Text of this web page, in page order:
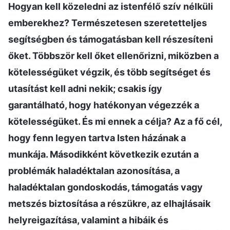
Hogyan kell közeledni az istenfélő szív nélküli
emberekhez? Természetesen szeretetteljes
segítségben és támogatásban kell részesíteni
őket. Többször kell őket ellenőrizni, miközben a
kötelességüket végzik, és több segítséget és
utasítást kell adni nekik; csakis így
garantálható, hogy hatékonyan végezzék a
kötelességüket. És mi ennek a célja? Az a fő cél,
hogy fenn legyen tartva Isten házának a
munkája. Másodikként következik ezután a
problémák haladéktalan azonosítása, a
haladéktalan gondoskodás, támogatás vagy
metszés biztosítása a részükre, az elhajlásaik
helyreigazítása, valamint a hibáik és